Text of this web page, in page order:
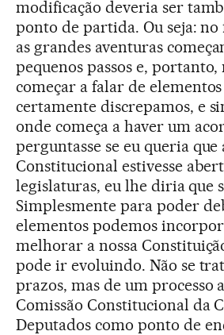
modificação deveria ser
ponto de partida. Ou seja: no
as grandes aventuras
pequenos passos e, portanto,
começar a falar de
certamente discrepamos, e
onde começa a haver um
perguntasse se eu queria que
Constitucional estivesse
legislaturas, eu lhe diria que
Simplesmente para poder
elementos podemos
melhorar a nossa
pode ir evoluindo. Não se
prazos, mas de um processo
Comissão Constitucional da
Deputados como ponto de